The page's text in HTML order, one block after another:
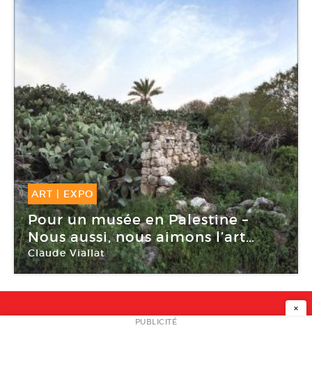
ART | EXPO
10 Mar -13 Mai 2018
Pour un musée en Palestine –
Nous aussi, nous aimons l’art…
Claude Viallat
Institut du monde arabe
NEWSLETTER
×
PUBLICITÉ